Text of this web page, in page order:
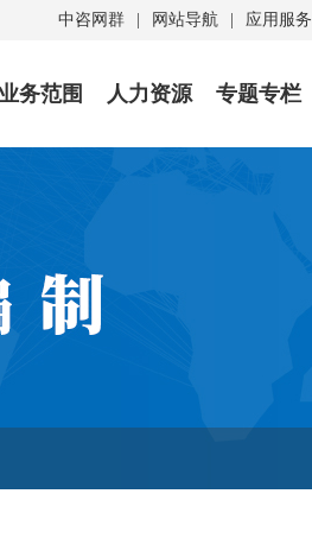
中咨网群 网站导航 应用服务
务范围 人力资源 专题专栏